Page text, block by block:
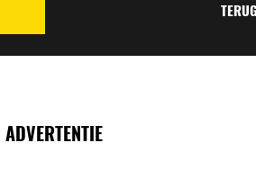
ADVERTENTIE